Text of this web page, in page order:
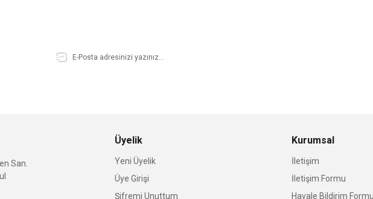
San.
Üyelik
Yeni Üyelik
Üye Girişi
Şifremi Unuttum
Kurumsal
İletişim
İletişim Formu
Havale Bildirim Formu